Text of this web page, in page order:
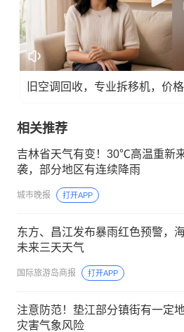
旧空调回收，专业拆移机，价
相关推荐
吉林省天气有变！30℃高温重新
袭，部分地区有连续降雨
城市晚报 打开APP
东方、昌江发布暴雨红色预警，
未来三天天气
国际旅游岛商报 打开APP
注意防范！垫江部分镇街有一定
灾害气象风险